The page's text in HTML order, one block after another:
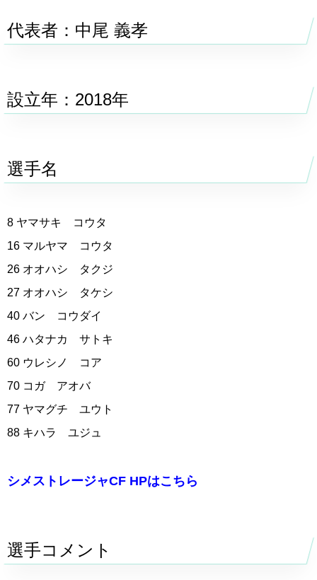
代表者：中尾 義孝
設立年：2018年
選手名
8 ヤマサキ コウタ
16 マルヤマ コウタ
26 オオハシ タクジ
27 オオハシ タケシ
40 バン コウダイ
46 ハタナカ サトキ
60 ウレシノ コア
70 コガ アオバ
77 ヤマグチ ユウト
88 キハラ ユジュ
シメストレージャCF HPはこちら
選手コメント